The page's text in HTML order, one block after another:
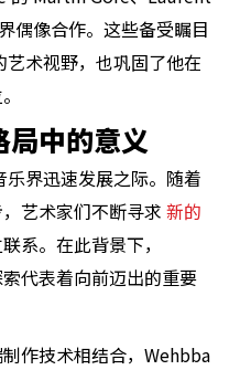
偶像合作。这些备受瞩目
术视野，也巩固了他在
中的意义
界迅速发展之际。随着
艺术家们不断寻求 新的
系。在此背景下，
代表着向前迈出的重要
作技术相结合，Wehbba